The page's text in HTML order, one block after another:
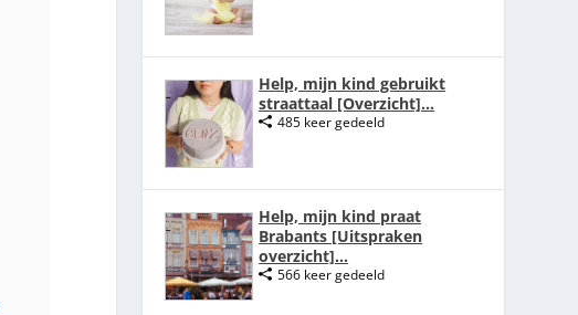
Help, mijn kind gebruikt
straattaal [Overzicht]...
485 keer gedeeld
Help, mijn kind praat
Brabants [Uitspraken
overzicht]...
566 keer gedeeld